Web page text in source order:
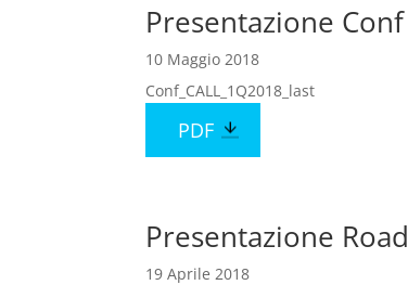
Presentazione
10 Maggio 2018
Conf_CALL_1Q2018_last
PDF
Presentazione
19 Aprile 2018